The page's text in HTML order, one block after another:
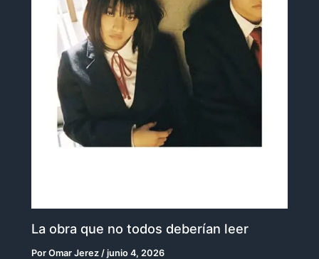
La obra que no todos deberían leer
PorOmar Jerez /junio 4, 2026